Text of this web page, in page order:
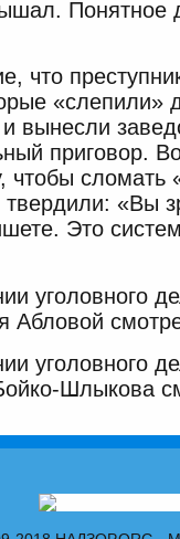
Понятное
что
«слепили»
вынесли
приговор.
сломать
«Вы
Это
уголовного
Абловой
уголовного
Шлыкова